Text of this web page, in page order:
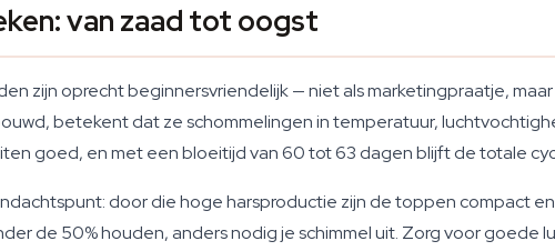
van zaad tot oogst
zijn oprecht beginnersvriendelijk — niet als marketingpraatje,
betekent dat ze schommelingen in temperatuur,
goed, en met een bloeitijd van 60 tot 63 dagen blijft de totale
door die hoge harsproductie zijn de toppen compact
de 50% houden, anders nodig je schimmel uit. Zorg voor goede